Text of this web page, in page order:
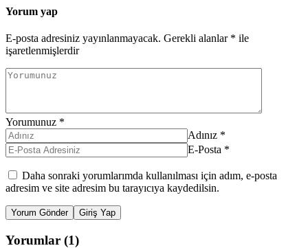
Yorum yap
E-posta adresiniz yayınlanmayacak. Gerekli alanlar * ile
işaretlenmişlerdir
Yorumunuz *
Adınız *
E-Posta *
Daha sonraki yorumlarımda kullanılması için adım, e-posta
adresim ve site adresim bu tarayıcıya kaydedilsin.
Yorum Gönder Giriş Yap
Yorumlar (1)